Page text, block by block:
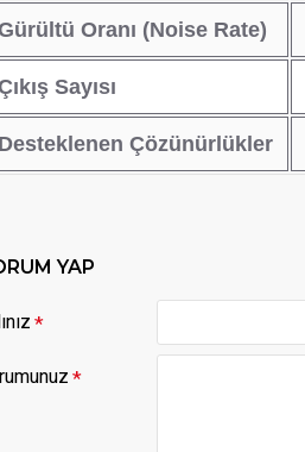
Oranı (Noise Rate)
Sayısı
Desteklenen Çözünürlükler
YAP